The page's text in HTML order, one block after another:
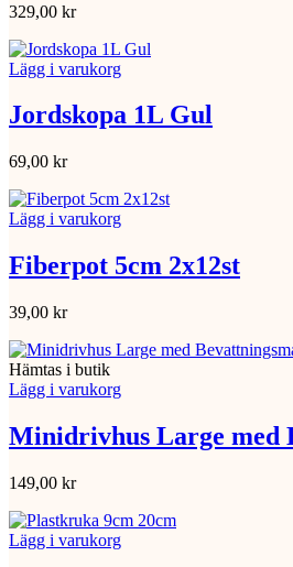
329,00 kr
Lägg i varukorg
Jordskopa 1L Gul
69,00 kr
Lägg i varukorg
Fiberpot 5cm 2x12st
39,00 kr
Hämtas i butik
Lägg i varukorg
Minidrivhus Large med
149,00 kr
Lägg i varukorg